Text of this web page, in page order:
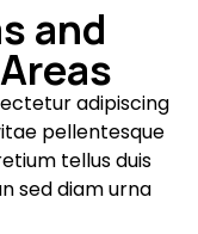
and
adipiscing
pellentesque
tellus duis
sed diam urna